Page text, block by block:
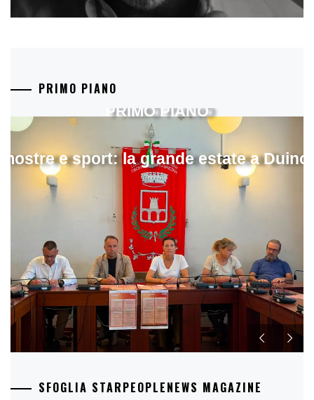
PRIMO PIANO
e sport: la grande estate a
PRIMO PIANO
SFOGLIA STARPEOPLENEWS MAGAZINE